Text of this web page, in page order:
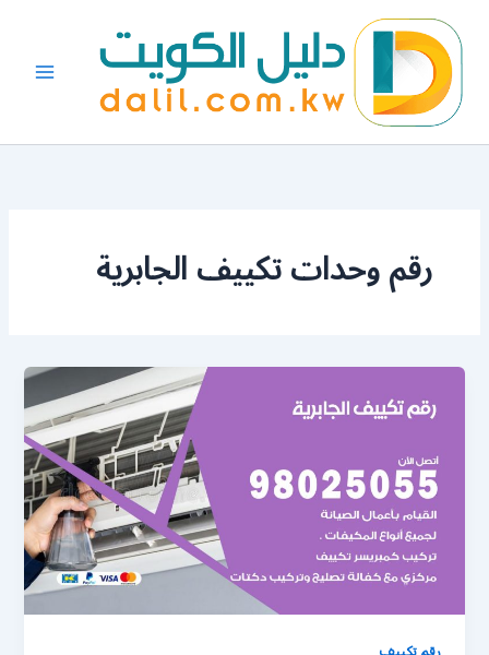
المحتوى
رقم وحدات تكييف الجابرية